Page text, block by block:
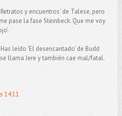
y encuentros' de Talese, pero
pase la fase Steinbeck. Que me voy
leído 'El desencantado' de Budd
llama Jere y también cae mal/fatal.
14:11